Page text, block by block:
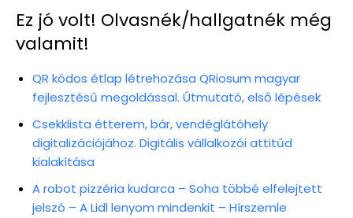
Ez jó volt! Olvasnék/hallgatnék még
valamit!
QR kódos étlap létrehozása QRiosum magyar
fejlesztésű megoldással. Útmutató, első lépések
Csekklista étterem, bár, vendéglátóhely
digitalizációjához. Digitális vállalkozói attitűd
kialakítása
A robot pizzéria kudarca – Soha többé elfelejtett
jelszó – A Lidl lenyom mindenkit – Hírszemle